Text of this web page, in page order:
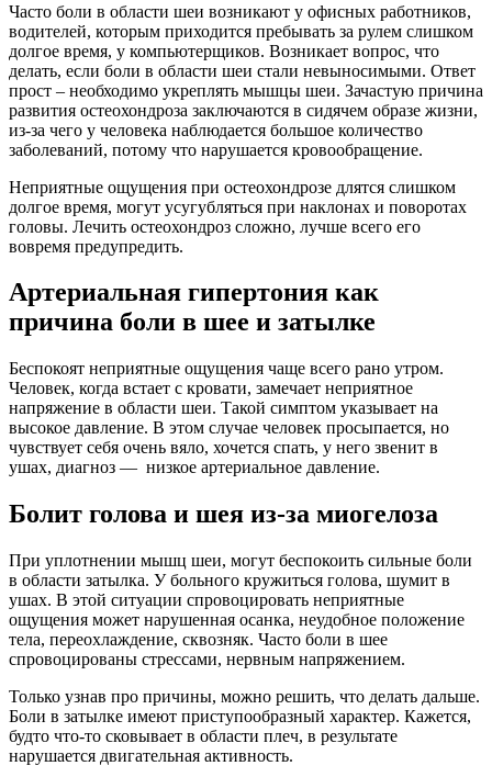
Часто боли в области шеи возникают у офисных работников,
водителей, которым приходится пребывать за рулем слишком
долгое время, у компьютерщиков. Возникает вопрос, что
делать, если боли в области шеи стали невыносимыми. Ответ
прост – необходимо укреплять мышцы шеи. Зачастую причина
развития остеохондроза заключаются в сидячем образе жизни,
из-за чего у человека наблюдается большое количество
заболеваний, потому что нарушается кровообращение.
Неприятные ощущения при остеохондрозе длятся слишком
долгое время, могут усугубляться при наклонах и поворотах
головы. Лечить остеохондроз сложно, лучше всего его
вовремя предупредить.
Артериальная гипертония как
причина боли в шее и затылке
Беспокоят неприятные ощущения чаще всего рано утром.
Человек, когда встает с кровати, замечает неприятное
напряжение в области шеи. Такой симптом указывает на
высокое давление. В этом случае человек просыпается, но
чувствует себя очень вяло, хочется спать, у него звенит в
ушах, диагноз — низкое артериальное давление.
Болит голова и шея из-за миогелоза
При уплотнении мышц шеи, могут беспокоить сильные боли
в области затылка. У больного кружиться голова, шумит в
ушах. В этой ситуации спровоцировать неприятные
ощущения может нарушенная осанка, неудобное положение
тела, переохлаждение, сквозняк. Часто боли в шее
спровоцированы стрессами, нервным напряжением.
Только узнав про причины, можно решить, что делать дальше.
Боли в затылке имеют приступообразный характер. Кажется,
будто что-то сковывает в области плеч, в результате
нарушается двигательная активность.